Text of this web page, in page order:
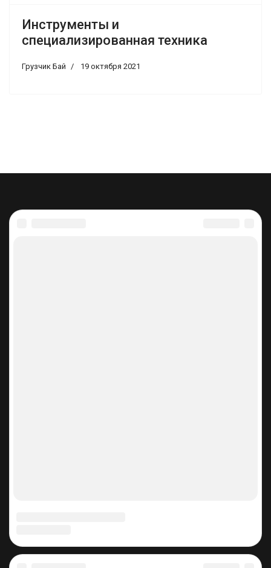
Инструменты и
специализированная техника
Грузчик Бай 19 октября 2021